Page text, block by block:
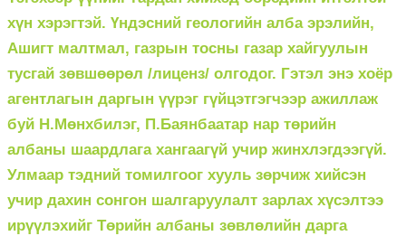
хүн хэрэгтэй. Үндэсний геологийн алба эрэлийн,
Ашигт малтмал, газрын тосны газар хайгуулын
тусгай зөвшөөрөл /лиценз/ олгодог. Гэтэл энэ хоёр
агентлагын даргын үүрэг гүйцэтгэгчээр ажиллаж
буй Н.Мөнхбилэг, П.Баянбаатар нар төрийн
албаны шаардлага хангаагүй учир жинхлэгдээгүй.
Улмаар тэдний томилгоог хууль зөрчиж хийсэн
учир дахин сонгон шалгаруулалт зарлах хүсэлтээ
ирүүлэхийг Төрийн албаны зөвлөлийн дарга